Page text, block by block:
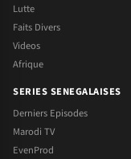
Lutte
Faits Divers
Videos
Afrique
SERIES SENEGALAISES
Derniers Episodes
Marodi TV
EvenProd